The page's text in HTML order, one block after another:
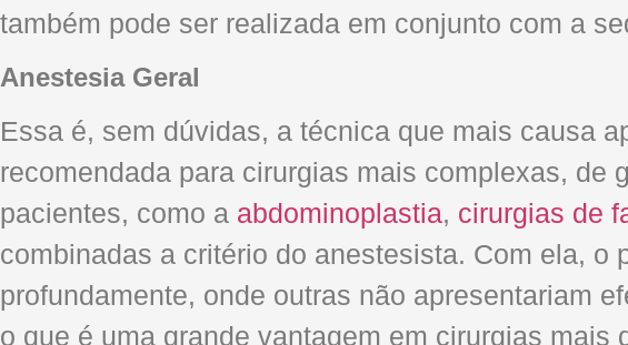
também pode ser realizada em conjunto com a
Anestesia Geral
Essa é, sem dúvidas, a técnica que mais causa
recomendada para cirurgias mais complexas, de
pacientes, como a abdominoplastia, cirurgias de
combinadas a critério do anestesista. Com ela,
profundamente, onde outras não apresentariam
o que é uma grande vantagem em cirurgias